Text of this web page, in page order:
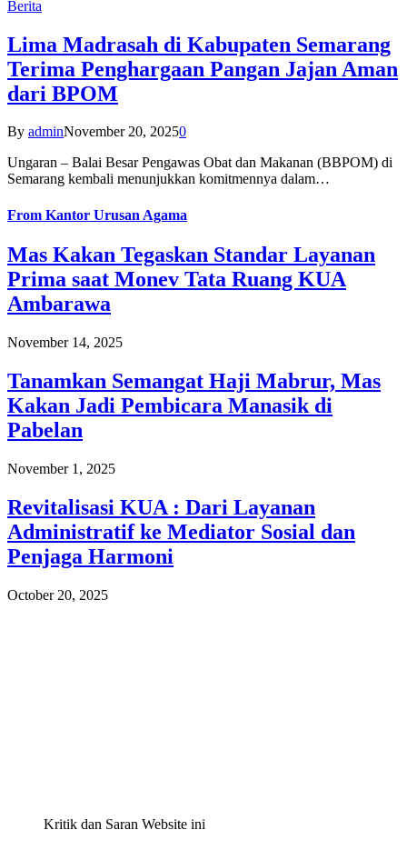
Berita
Lima Madrasah di Kabupaten Semarang
Terima Penghargaan Pangan Jajan Aman
dari BPOM
By adminNovember 20, 20250
Ungaran – Balai Besar Pengawas Obat dan Makanan (BBPOM) di
Semarang kembali menunjukkan komitmennya dalam…
From Kantor Urusan Agama
Mas Kakan Tegaskan Standar Layanan
Prima saat Monev Tata Ruang KUA
Ambarawa
November 14, 2025
Tanamkan Semangat Haji Mabrur, Mas
Kakan Jadi Pembicara Manasik di
Pabelan
November 1, 2025
Revitalisasi KUA : Dari Layanan
Administratif ke Mediator Sosial dan
Penjaga Harmoni
October 20, 2025
Kritik dan Saran Website ini